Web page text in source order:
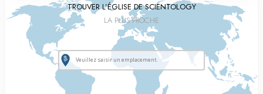
TROUVER L’ÉGLISE DE SCIENTOLOGY
LA PLUS PROCHE